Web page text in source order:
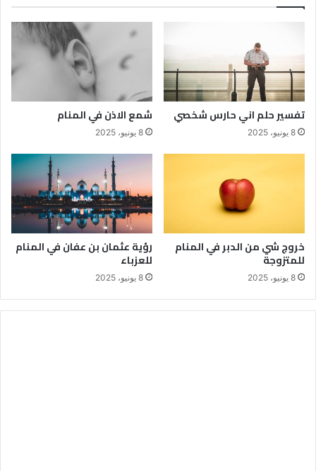
تفسير حلم اني حارس شخصي
8 يونيو، 2025
شمع الاذن في المنام
8 يونيو، 2025
خروج شي من الدبر في المنام
للمتزوجة
8 يونيو، 2025
رؤية عثمان بن عفان في المنام
للعزباء
8 يونيو، 2025